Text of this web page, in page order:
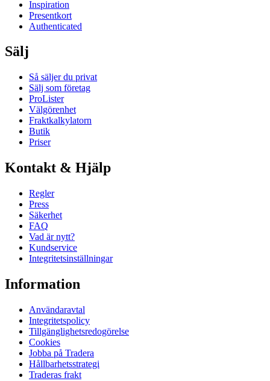
Inspiration
Presentkort
Authenticated
Sälj
Så säljer du privat
Sälj som företag
ProLister
Välgörenhet
Fraktkalkylatorn
Butik
Priser
Kontakt & Hjälp
Regler
Press
Säkerhet
FAQ
Vad är nytt?
Kundservice
Integritetsinställningar
Information
Användaravtal
Integritetspolicy
Tillgänglighetsredogörelse
Cookies
Jobba på Tradera
Hållbarhetsstrategi
Traderas frakt